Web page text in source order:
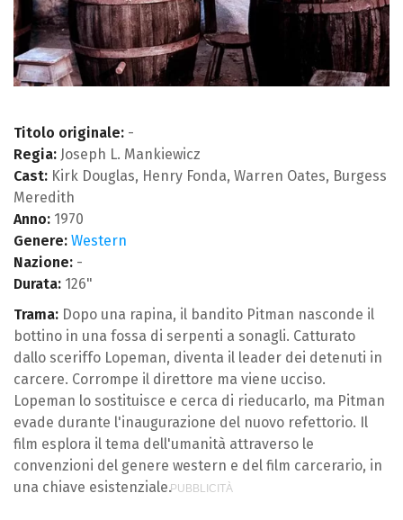
Titolo originale: -
Regia: Joseph L. Mankiewicz
Cast: Kirk Douglas, Henry Fonda, Warren Oates, Burgess
Meredith
Anno: 1970
Genere: Western
Nazione: -
Durata: 126"
Trama: Dopo una rapina, il bandito Pitman nasconde il
bottino in una fossa di serpenti a sonagli. Catturato
dallo sceriffo Lopeman, diventa il leader dei detenuti in
carcere. Corrompe il direttore ma viene ucciso.
Lopeman lo sostituisce e cerca di rieducarlo, ma Pitman
evade durante l'inaugurazione del nuovo refettorio. Il
film esplora il tema dell'umanità attraverso le
convenzioni del genere western e del film carcerario, in
una chiave esistenziale.